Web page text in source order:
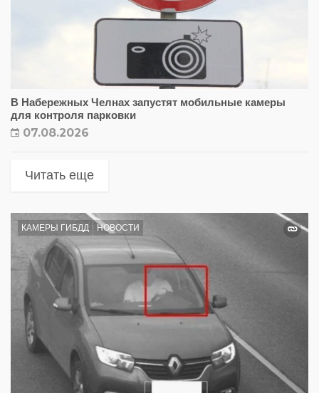
В Набережных Челнах запустят мобильные камеры
для контроля парковки
07.08.2026
Читать еще
КАМЕРЫ ГИБДД НОВОСТИ